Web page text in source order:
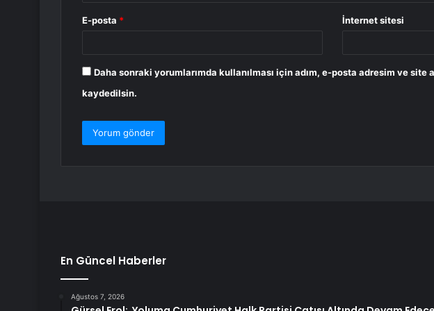
E-posta * İnternet sitesi
Daha sonraki yorumlarımda kullanılması için adım, e-posta adresim ve site
kaydedilsin.
En Güncel Haberler
Ağustos 7, 2026